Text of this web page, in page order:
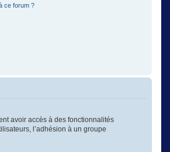
ce forum ?
avoir accès à des fonctionnalités
l’adhésion à un groupe